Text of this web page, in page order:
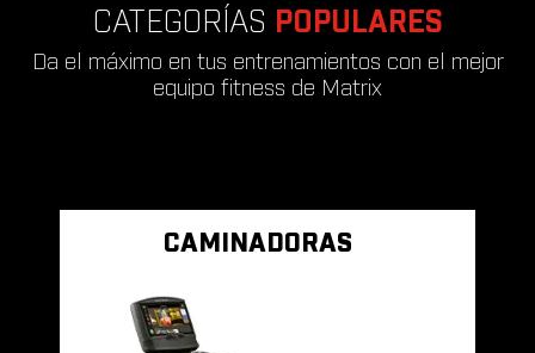
CATEGORÍAS POPULARES
Da el máximo en tus entrenamientos con el mejor
equipo fitness de Matrix
CAMINADORAS